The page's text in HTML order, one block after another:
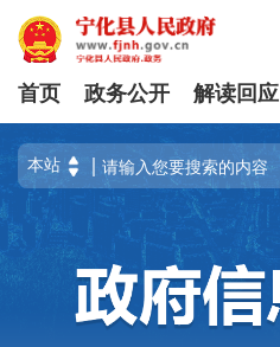
首页 政务公开 解读回应